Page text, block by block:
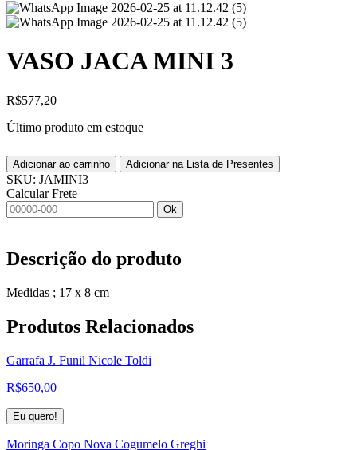
VASO JACA MINI 3
R$577,20
Último produto em estoque
Adicionar ao carrinho Adicionar na Lista de Presentes
SKU: JAMINI3
Calcular Frete
Ok
Descrição do produto
Medidas ; 17 x 8 cm
Produtos Relacionados
Garrafa J. Funil Nicole Toldi
R$650,00
Eu quero!
Moringa Copo Nova Cogumelo Greghi